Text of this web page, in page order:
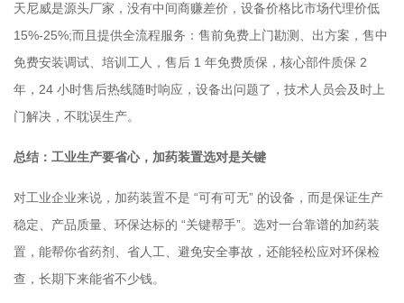
天尼威是源头厂家，没有中间商赚差价，设备价格比市场代理价低
15%-25%;而且提供全流程服务：售前免费上门勘测、出方案，售中
免费安装调试、培训工人，售后 1 年免费质保，核心部件质保 2
年，24 小时售后热线随时响应，设备出问题了，技术人员会及时上
门解决，不耽误生产。
总结：工业生产要省心，加药装置选对是关键
对工业企业来说，加药装置不是 “可有可无” 的设备，而是保证生产
稳定、产品质量、环保达标的 “关键帮手”。选对一台靠谱的加药装
置，能帮你省药剂、省人工、避免安全事故，还能轻松应对环保检
查，长期下来能省不少钱。